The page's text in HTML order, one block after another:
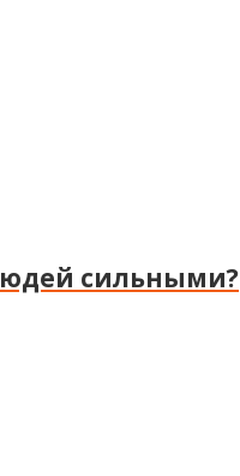
сильными?